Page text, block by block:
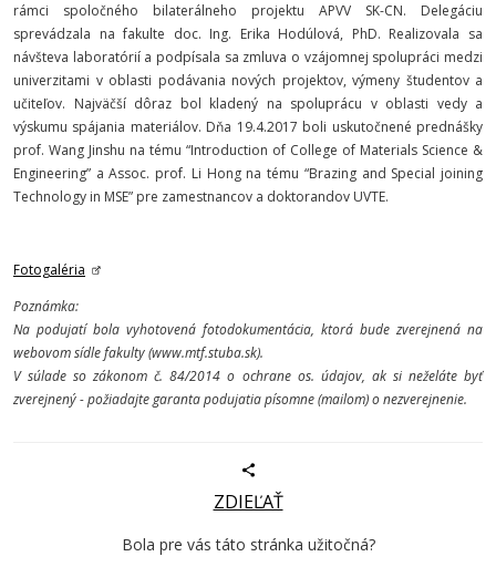
rámci spoločného bilaterálneho projektu APVV SK-CN. Delegáciu
sprevádzala na fakulte doc. Ing. Erika Hodúlová, PhD. Realizovala sa
návšteva laboratórií a podpísala sa zmluva o vzájomnej spolupráci medzi
univerzitami v oblasti podávania nových projektov, výmeny študentov a
učiteľov. Najväčší dôraz bol kladený na spoluprácu v oblasti vedy a
výskumu spájania materiálov. Dňa 19.4.2017 boli uskutočnené prednášky
prof. Wang Jinshu na tému “Introduction of College of Materials Science &
Engineering” a Assoc. prof. Li Hong na tému “Brazing and Special joining
Technology in MSE” pre zamestnancov a doktorandov UVTE.
Fotogaléria
Poznámka:
Na podujatí bola vyhotovená fotodokumentácia, ktorá bude zverejnená na
webovom sídle fakulty (www.mtf.stuba.sk).
V súlade so zákonom č. 84/2014 o ochrane os. údajov, ak si neželáte byť
zverejnený - požiadajte garanta podujatia písomne (mailom) o nezverejnenie.
ZDIEĽAŤ
Bola pre vás táto stránka užitočná?